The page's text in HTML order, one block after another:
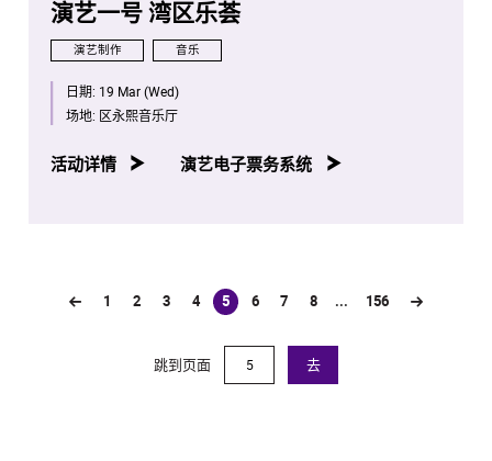
演艺一号 湾区乐荟
演艺制作 音乐
日期: 19 Mar (Wed)
场地: 区永熙音乐厅
活动详情 演艺电子票务系统
1 2 3 4 5
(current)
6 7 8 ... 156
跳到页面 去